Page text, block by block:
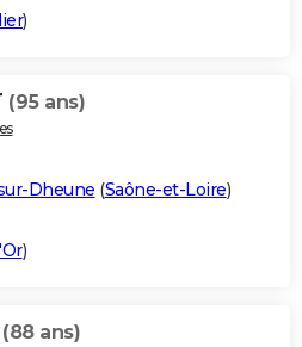
)
(95 ans)
Dheune (Saône-et-Loire)
)
(88 ans)